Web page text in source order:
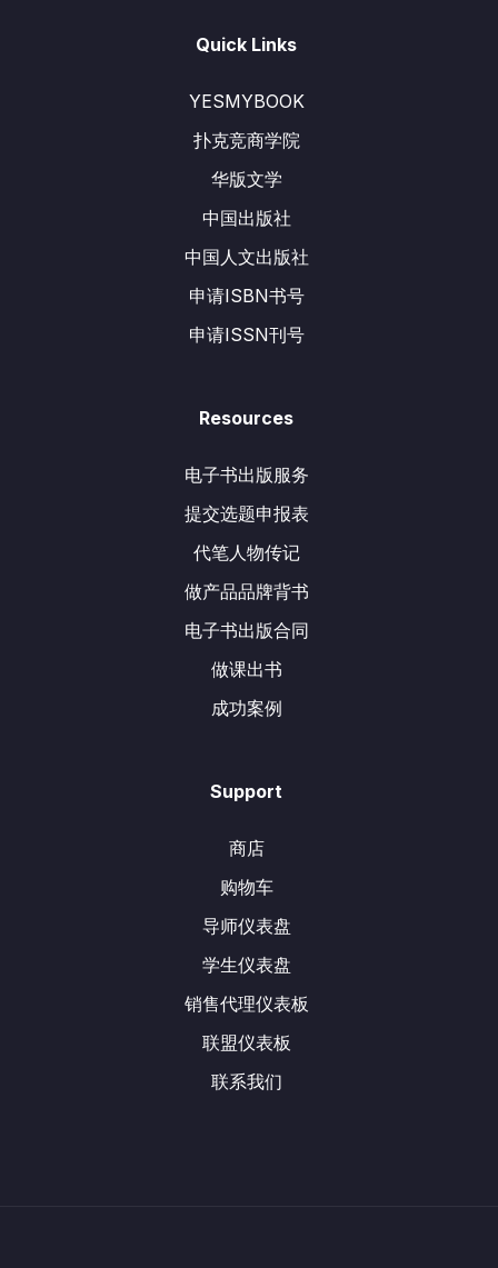
Quick Links
YESMYBOOK
扑克竞商学院
华版文学
中国出版社
中国人文出版社
申请ISBN书号
申请ISSN刊号
Resources
电子书出版服务
提交选题申报表
代笔人物传记
做产品品牌背书
电子书出版合同
做课出书
成功案例
Support
商店
购物车
导师仪表盘
学生仪表盘
销售代理仪表板
联盟仪表板
联系我们